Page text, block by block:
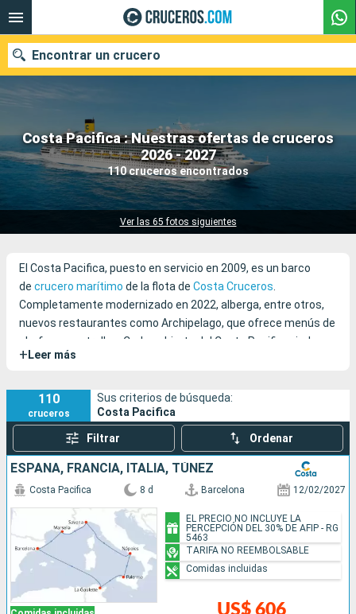
Costa Pacifica : Nuestras ofertas de cruceros
2026 - 2027
110 cruceros encontrados
Ver las 65 fotos siguientes
Encontrar un crucero
Nuestros destinos
Fecha de salida
Compañías
El Costa Pacifica, puesto en servicio en 2009, es un barco
de crucero marítimo de la flota de Costa Cruceros.
Completamente modernizado en 2022, alberga, entre otros,
nuevos restaurantes como Archipelago, que ofrece menús de
chefs con estrellas. Cada cubierta del Costa Pacifica rinde
homenaje a un músico famoso y la música está en el corazón
un espectáculo cautivador en el teatro. Sus sister-ships son
Costa Serena, elCosta Favolosa
+ Leer más
110
cruceros
Sus criterios de búsqueda:
Costa Pacifica
Filtrar Ordenar
ESPAÑA, FRANCIA, ITALIA, TÚNEZ
Costa Pacifica 8 d Barcelona 12/02/2027
US$ 606
EL PRECIO NO INCLUYE LA
PERCEPCIÓN DEL 30% DE AFIP - RG
5463
TARIFA NO REEMBOLSABLE
Comidas incluidas